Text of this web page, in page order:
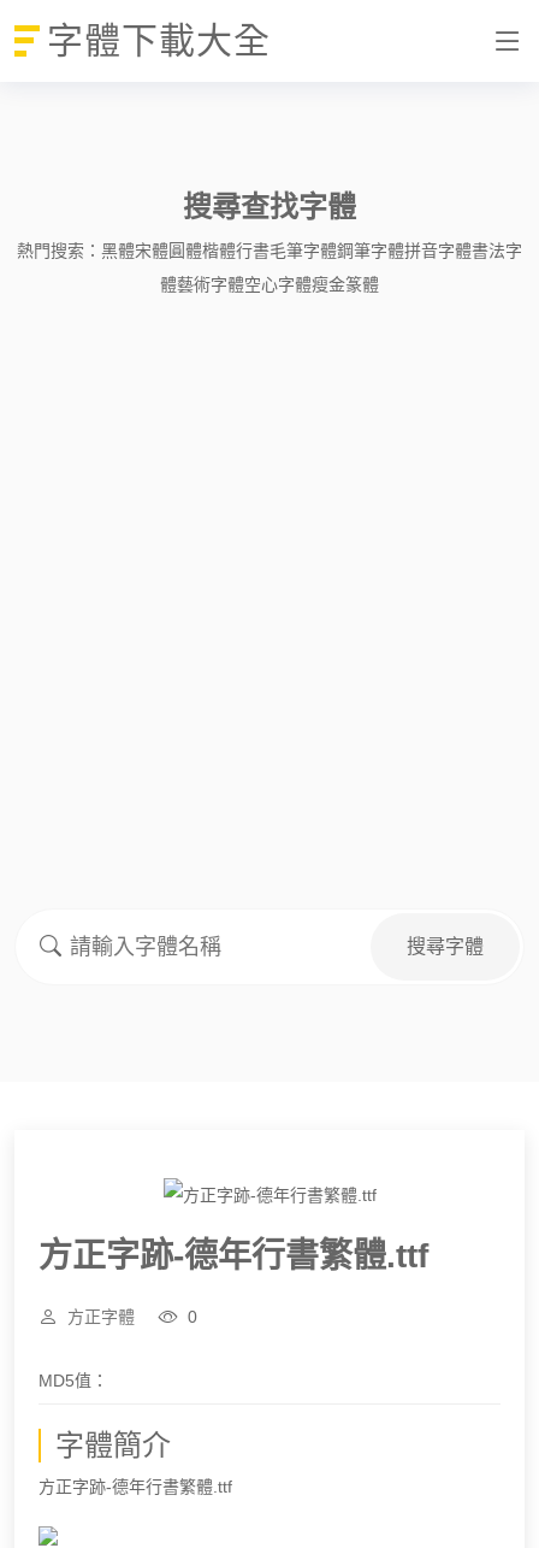
字體下載大全
搜尋查找字體
熱門搜索： 黑體宋體圓體楷體行書毛筆字體鋼筆字體拼音字體書法字
體藝術字體空心字體瘦金篆體
方正字跡-德年行書繁體.ttf
方正字體 0
MD5值：
字體簡介
方正字跡-德年行書繁體.ttf